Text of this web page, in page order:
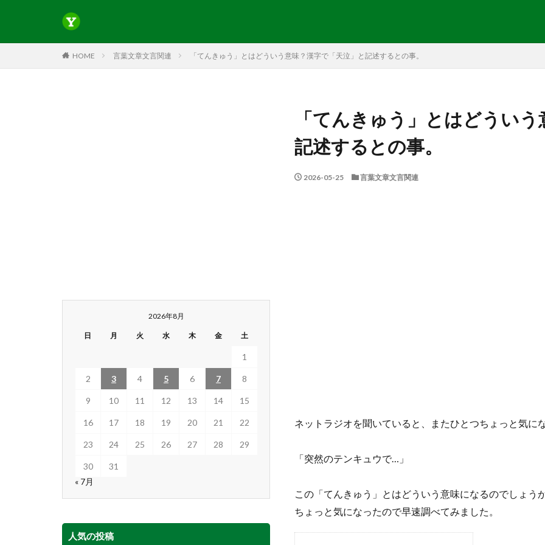
HOME 言葉文章文言関連 「てんきゅう」とはどういう意味？漢字で「天泣」と記述するとの事。
「てんきゅう」とはどうい
記述するとの事。
2026-05-25 言葉文章文言関連
ネットラジオを聞いていると、またひとつちょっと気に
「突然のテンキュウで…」
この「てんきゅう」とはどういう意味になるのでしょう
ちょっと気になったので早速調べてみました。
2026年8月
日 月 火 水 木 金 土
1
2 3 4 5 6 7 8
9 10 11 12 13 14 15
16 17 18 19 20 21 22
23 24 25 26 27 28 29
30
31
« 7月
人気の投稿